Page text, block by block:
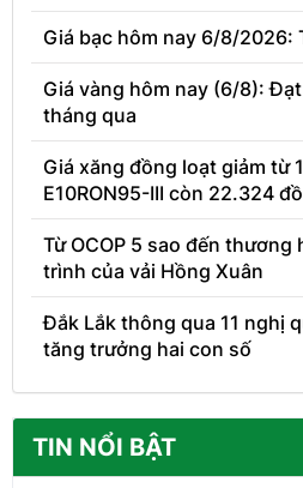
Giá bạc hôm nay 6/8/2026:
Giá vàng hôm nay (6/8):
tháng qua
Giá xăng đồng loạt giảm từ
E10RON95-III còn 22.324
Từ OCOP 5 sao đến thương
trình của vải Hồng Xuân
Đắk Lắk thông qua 11 nghị
tăng trưởng hai con số
TIN NỔI BẬT